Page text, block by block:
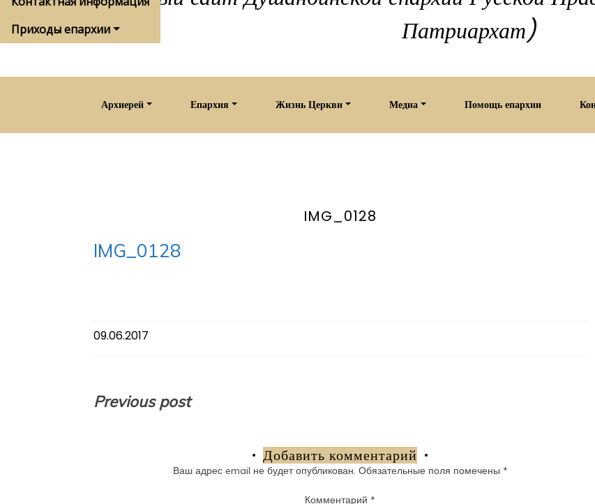
Патриархат)
Приходы епархии
Архиерей Епархия Жизнь Церкви Медиа Помощь епархии
IMG_0128
IMG_0128
09.06.2017
Навигация
Previous post
Добавить комментарий
Ваш адрес email не будет опубликован. Обязательные поля помечены *
Комментарий*